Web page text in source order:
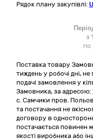
Рядок плану закупівлі:
з
по
Поставка товару
тиждень у робочі дні,
подачі замовлення у
Замовника, за
с. Самчики пров.
та постачання не
договору в
постачається повинен
якості виробника або